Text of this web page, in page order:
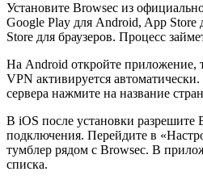
Установите Browsec из
Google Play для Android, App Store
Store для браузеров. Процесс
На Android откройте приложение,
VPN активируется
сервера нажмите на название
В iOS после установки разрешите
подключения. Перейдите в
тумблер рядом с Browsec. В
списка.